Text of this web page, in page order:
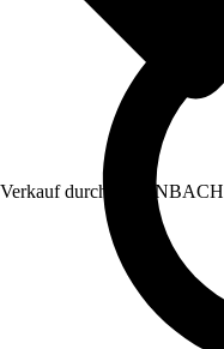
Verkauf durch: HORNBACH